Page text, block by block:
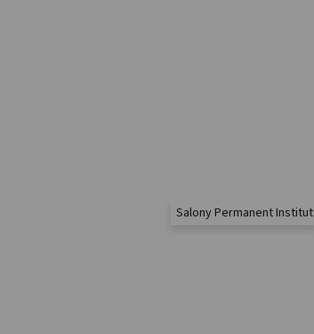
Salony Permanent Institut